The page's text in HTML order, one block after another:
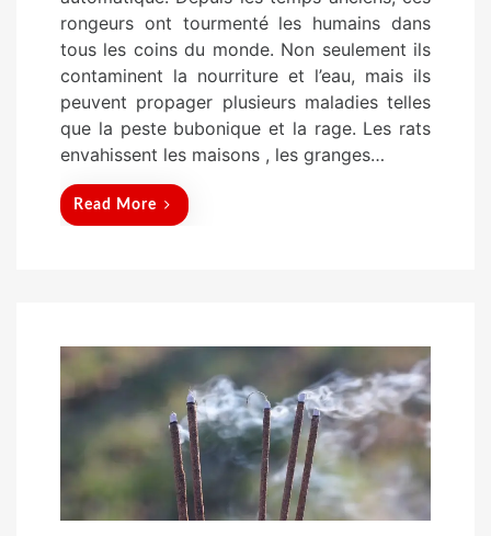
e
o
n
rongeurs ont tourmenté les humains dans
tous les coins du monde. Non seulement ils
contaminent la nourriture et l’eau, mais ils
peuvent propager plusieurs maladies telles
que la peste bubonique et la rage. Les rats
envahissent les maisons , les granges…
Read More